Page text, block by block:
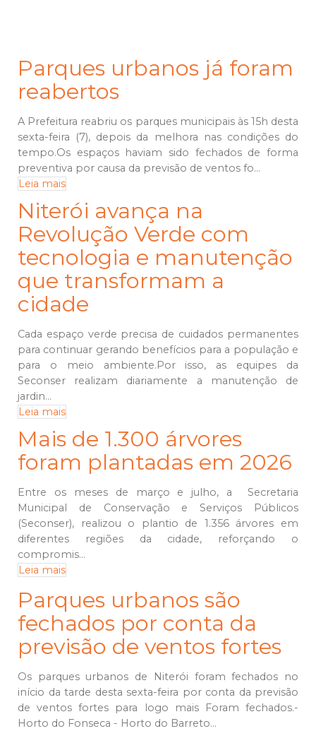
Parques urbanos já foram
reabertos
A Prefeitura reabriu os parques municipais às 15h desta
sexta-feira (7), depois da melhora nas condições do
tempo.Os espaços haviam sido fechados de forma
preventiva por causa da previsão de ventos fo...
Leia mais
Niterói avança na
Revolução Verde com
tecnologia e manutenção
que transformam a
cidade
Cada espaço verde precisa de cuidados permanentes
para continuar gerando benefícios para a população e
para o meio ambiente.Por isso, as equipes da
Seconser realizam diariamente a manutenção de
jardin...
Leia mais
Mais de 1.300 árvores
foram plantadas em 2026
Entre os meses de março e julho, a Secretaria
Municipal de Conservação e Serviços Públicos
(Seconser), realizou o plantio de 1.356 árvores em
diferentes regiões da cidade, reforçando o
compromis...
Leia mais
Parques urbanos são
fechados por conta da
previsão de ventos fortes
Os parques urbanos de Niterói foram fechados no
início da tarde desta sexta-feira por conta da previsão
de ventos fortes para logo mais Foram fechados.-
⁠Horto do Fonseca - ⁠Horto do Barreto...